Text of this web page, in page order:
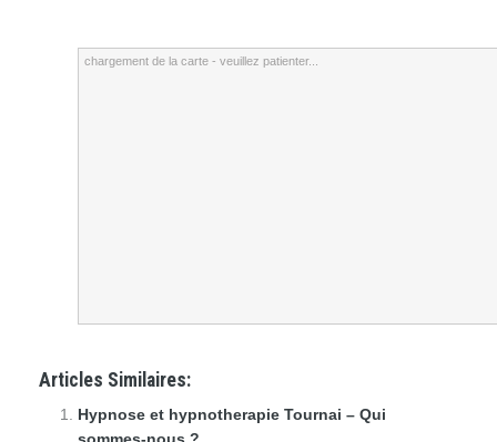
chargement de la carte - veuillez patienter...
Articles Similaires:
Hypnose et hypnotherapie Tournai – Qui
sommes-nous ?